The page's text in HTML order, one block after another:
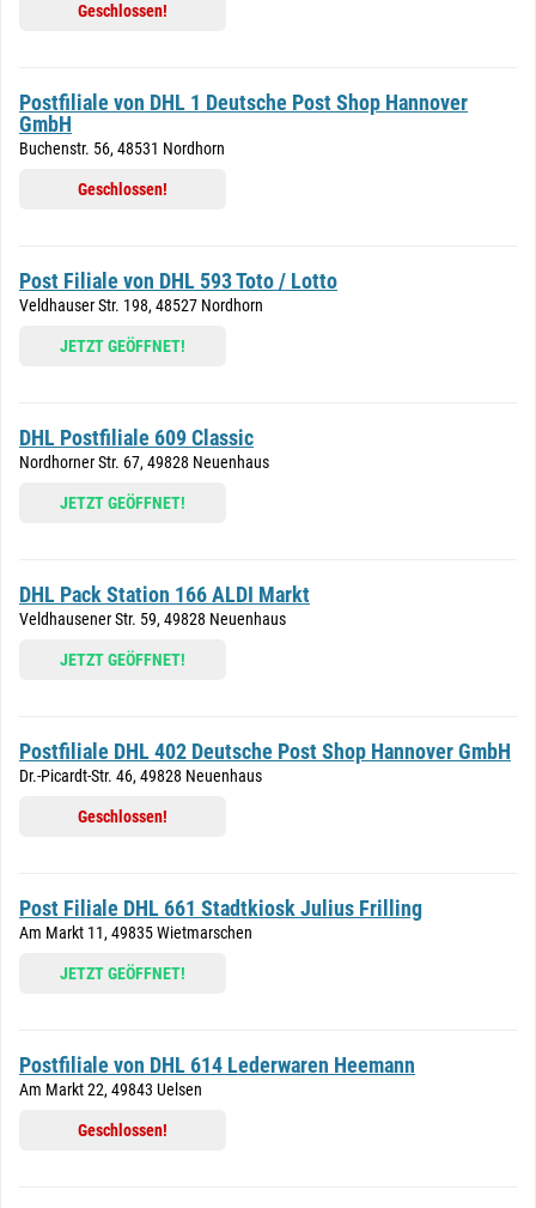
Geschlossen!
Postfiliale von DHL 1 Deutsche Post Shop Hannover
GmbH
Buchenstr. 56, 48531 Nordhorn
Geschlossen!
Post Filiale von DHL 593 Toto / Lotto
Veldhauser Str. 198, 48527 Nordhorn
JETZT GEÖFFNET!
DHL Postfiliale 609 Classic
Nordhorner Str. 67, 49828 Neuenhaus
JETZT GEÖFFNET!
DHL Pack Station 166 ALDI Markt
Veldhausener Str. 59, 49828 Neuenhaus
JETZT GEÖFFNET!
Postfiliale DHL 402 Deutsche Post Shop Hannover GmbH
Dr.-Picardt-Str. 46, 49828 Neuenhaus
Geschlossen!
Post Filiale DHL 661 Stadtkiosk Julius Frilling
Am Markt 11, 49835 Wietmarschen
JETZT GEÖFFNET!
Postfiliale von DHL 614 Lederwaren Heemann
Am Markt 22, 49843 Uelsen
Geschlossen!